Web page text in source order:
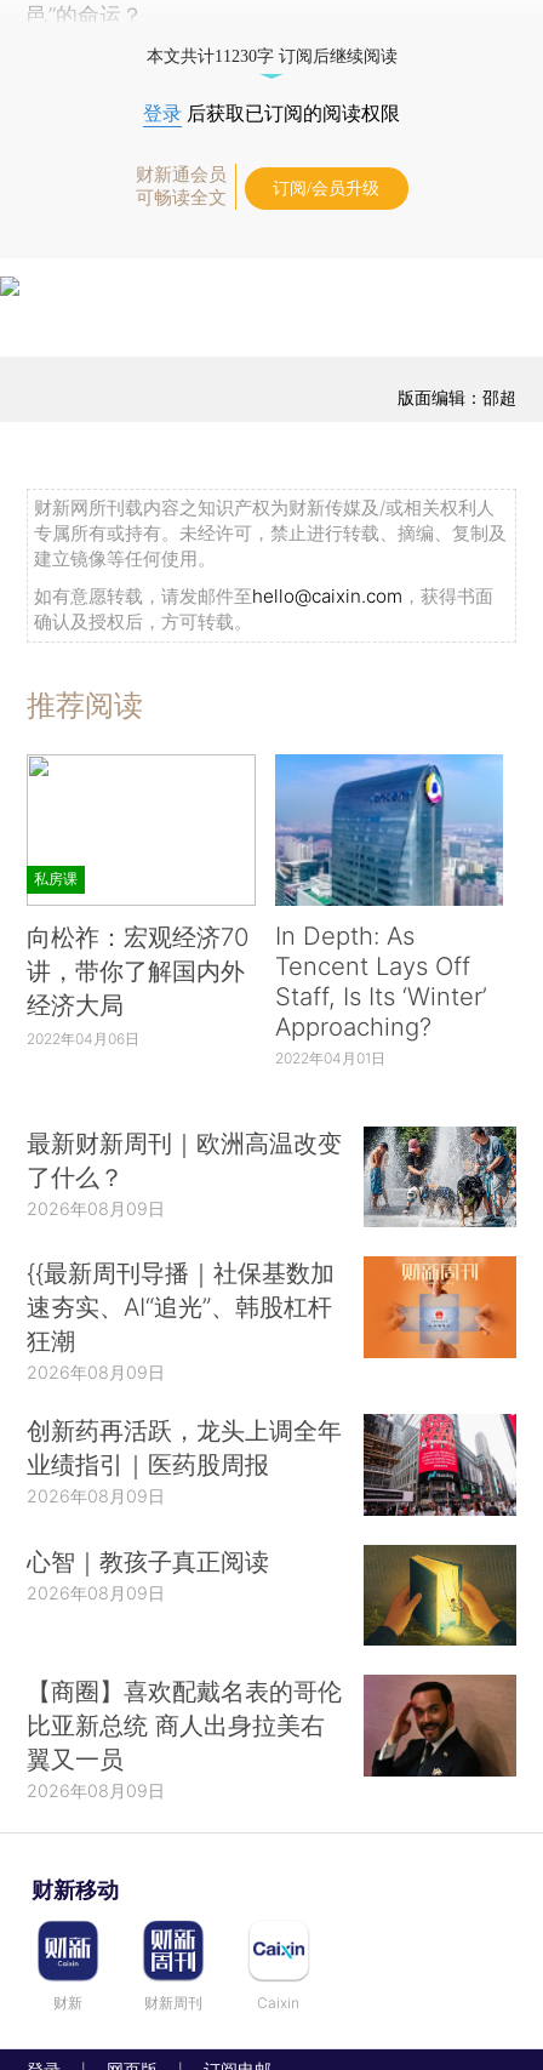
邑”的命运？
本文共计11230字 订阅后继续阅读
登录 后获取已订阅的阅读权限
财新通会员
可畅读全文
订阅/会员升级
版面编辑：邵超
财新网所刊载内容之知识产权为财新传媒及/或相关权利人
专属所有或持有。未经许可，禁止进行转载、摘编、复制及
建立镜像等任何使用。
如有意愿转载，请发邮件至hello@caixin.com ，获得书面
确认及授权后，方可转载。
推荐阅读
私房课
向松祚：宏观经济70
讲，带你了解国内外
经济大局
2022年04月06日
In Depth: As
Tencent Lays Off
Staff, Is Its ‘Winter’
Approaching?
2022年04月01日
最新财新周刊｜欧洲高温改变
了什么？
2026年08月09日
{{最新周刊导播｜社保基数加
速夯实、AI“追光”、韩股杠杆
狂潮
2026年08月09日
创新药再活跃，龙头上调全年
业绩指引｜医药股周报
2026年08月09日
心智｜教孩子真正阅读
2026年08月09日
【商圈】喜欢配戴名表的哥伦
比亚新总统 商人出身拉美右
翼又一员
2026年08月09日
财新移动
财新 财新周刊 Caixin